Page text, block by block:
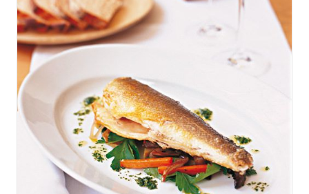
AANMELDEN
RECEPTEN
WEEKMENU'S
KOOKBOEKEN